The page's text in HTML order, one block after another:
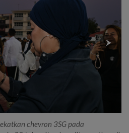
chevron 3SG pada